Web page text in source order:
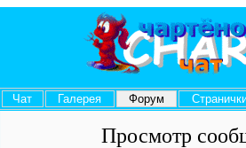
Чат Галерея Форум
Просмотр